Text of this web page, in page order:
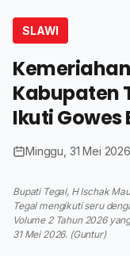
SLAWI
Kabupaten
Ikuti Gowes
Minggu, 31 Mei
Bupati Tegal, H Ischak
Tegal mengikuti seru
Volume 2 Tahun 2026
31 Mei 2026. (Guntur)